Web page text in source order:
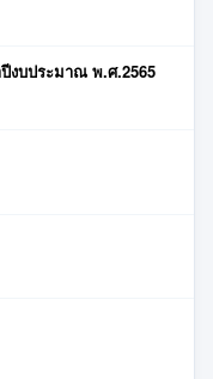
งบประมาณ พ.ศ.2565